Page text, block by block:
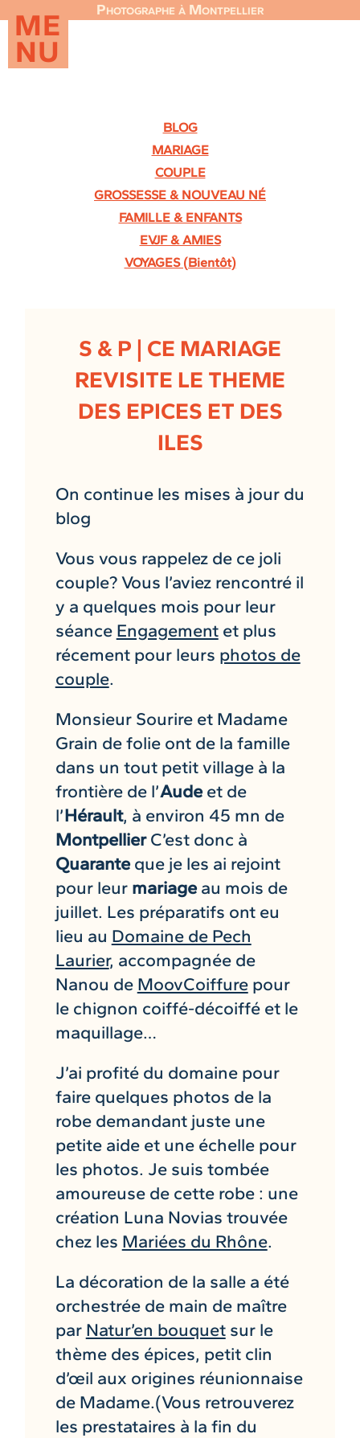
ME
NU
Photographe à Montpellier
BLOG
MARIAGE
COUPLE
GROSSESSE & NOUVEAU NÉ
FAMILLE & ENFANTS
EVJF & AMIES
VOYAGES (Bientôt)
S & P | CE MARIAGE
REVISITE LE THEME
DES EPICES ET DES
ILES
On continue les mises à jour du
blog
Vous vous rappelez de ce joli
couple? Vous l’aviez rencontré il
y a quelques mois pour leur
séance Engagementet plus
récement pour leurs photos de
couple.
Monsieur Sourire et Madame
Grain de folie ont de la famille
dans un tout petit village à la
frontière de l’Audeet de
l’Hérault, à environ 45 mn de
MontpellierC’est donc à
Quaranteque je les ai rejoint
pour leur mariageau mois de
juillet. Les préparatifs ont eu
lieu au Domaine de Pech
Laurier, accompagnée de
Nanou de MoovCoiffurepour
le chignon coiffé-décoiffé et le
maquillage…
J’ai profité du domaine pour
faire quelques photos de la
robe demandant juste une
petite aide et une échelle pour
les photos. Je suis tombée
amoureuse de cette robe : une
création Luna Novias trouvée
chez les Mariées du Rhône.
La décoration de la salle a été
orchestrée de main de maître
par Natur’en bouquetsur le
thème des épices, petit clin
d’œil aux origines réunionnaise
de Madame.(Vous retrouverez
les prestataires à la fin du